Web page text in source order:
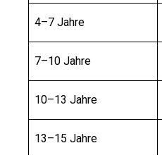
4–7 Jahre
7–10 Jahre
10–13 Jahre
13–15 Jahre